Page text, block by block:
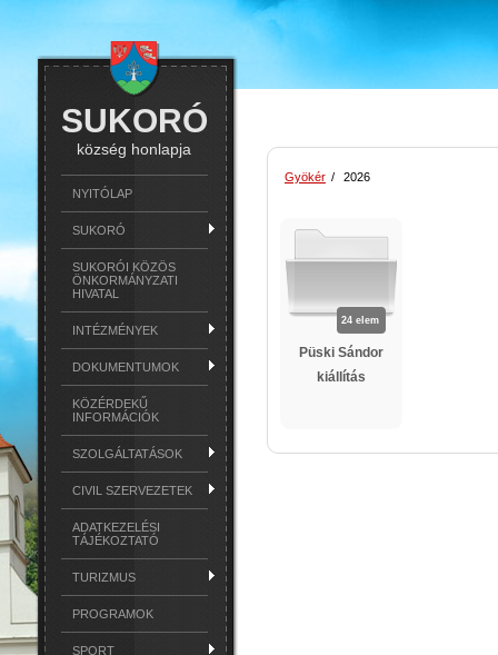
SUKORÓ
község honlapja
NYITÓLAP
SUKORÓ
SUKORÓI KÖZÖS
ÖNKORMÁNYZATI
HIVATAL
INTÉZMÉNYEK
DOKUMENTUMOK
KÖZÉRDEKŰ
INFORMÁCIÓK
SZOLGÁLTATÁSOK
CIVIL SZERVEZETEK
ADATKEZELÉSI
TÁJÉKOZTATÓ
TURIZMUS
PROGRAMOK
SPORT
Gyökér / 2026
24 elem
Püski Sándor
kiállítás